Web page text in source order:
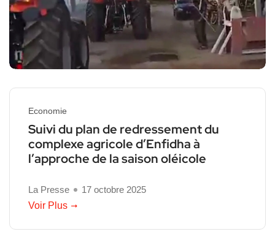
Economie
Suivi du plan de redressement du
complexe agricole d’Enfidha à
l’approche de la saison oléicole
La Presse
17 octobre 2025
Voir Plus